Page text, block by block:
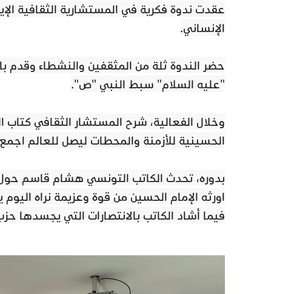
عقدت ندوة فكرية في المستشارية الثقافية
الإنساني.
حضر الندوة ثلة من المثقفين والنشطاء
"عليه السلام" سبط النبي "ص".
وخلال الفعالية، شرح المستشار الثقافي
الحسينية للأزمنة والمحطات ليصل للعالم
بدوره، تحدث الكاتب التونسي هشام قاسم
اورثه الإمام الحسين من قوة وعزيمة نراه
فيما أشاد الكاتب بالانتصارات التي يجسدها